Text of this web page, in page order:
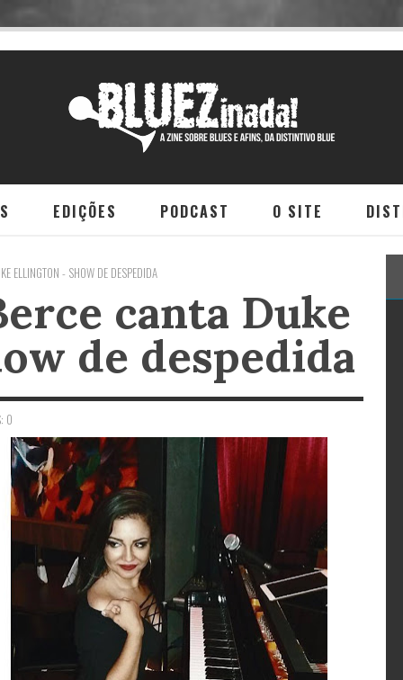
EDIÇÕES PODCAST O SITE
ELLINGTON - SHOW DE DESPEDIDA
canta Duke
de despedida
0